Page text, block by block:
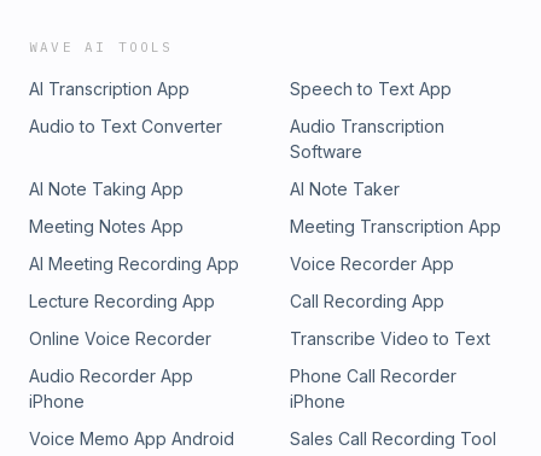
WAVE AI TOOLS
AI Transcription App
Speech to Text App
Audio to Text Converter
Audio Transcription
Software
AI Note Taking App
AI Note Taker
Meeting Notes App
Meeting Transcription App
AI Meeting Recording App
Voice Recorder App
Lecture Recording App
Call Recording App
Online Voice Recorder
Transcribe Video to Text
Audio Recorder App
iPhone
Phone Call Recorder
iPhone
Voice Memo App Android
Sales Call Recording Tool